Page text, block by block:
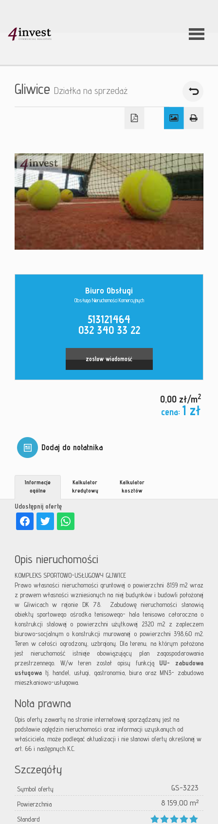
O firmie
Kontakt
Gliwice Działka na sprzedaż
Biuro Obsługi
Obsługa Nieruchomości Komercyjnych
513121464
032 340 33 22
zostaw wiadomość
0,00 zł/m2
cena: 1 zł
Dodaj do notatnika
Udostępnij ofertę
Informacje
ogólne
Kalkulator
kredytowy
Kalkulator
kosztów
Opis nieruchomości
KOMPLEKS SPORTOWO-USŁUGOWY GLIWICE
Prawo własności nieruchomości gruntowej o powierzchni 8159 m2 wraz
z prawem własności wzniesionych na niej budynków i budowli położonej
w Gliwicach w rejonie DK 78. Zabudowę nieruchomości stanowią
obiekty sportowego ośrodka tenisowego- hala tenisowa całoroczna o
konstrukcji stalowej o powierzchni użytkowej 2320 m2 z zapleczem
biurowo-socjalnym o konstrukcji murowanej o powierzchni 398,60 m2.
Teren w całości ogrodzony, uzbrojony. Dla terenu, na którym położona
jest nieruchomość istnieje obowiązujący plan zagospodarowania
przestrzennego. W/w teren został opisy funkcją UU- zabudowa
usługowa tj. handel, usługi, gastronomia, biura oraz MN3- zabudowa
mieszkaniowo-usługowa.
Nota prawna
Opis oferty zawarty na stronie internetowej sporządzany jest na
podstawie oględzin nieruchomości oraz informacji uzyskanych od
właściciela, może podlegać aktualizacji i nie stanowi oferty określonej w
art. 66 i następnych K.C.
Szczegóły
Symbol oferty GS-3223
Powierzchnia 8 159,00 m²
Standard